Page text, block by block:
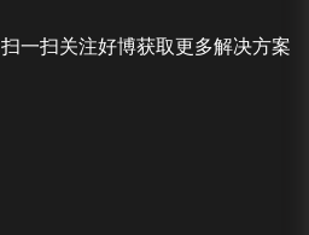
扫一扫关注好博获取更多解决方案